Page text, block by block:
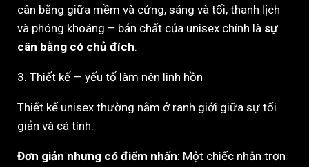
cân bằng giữa mềm và cứng, sáng và tối, thanh lịch
và phóng khoáng – bản chất của unisex chính là sự
cân bằng có chủ đích.
3. Thiết kế — yếu tố làm nên linh hồn
Thiết kế unisex thường nằm ở ranh giới giữa sự tối
giản và cá tính.
Đơn giản nhưng có điểm nhấn: Một chiếc nhẫn trơn